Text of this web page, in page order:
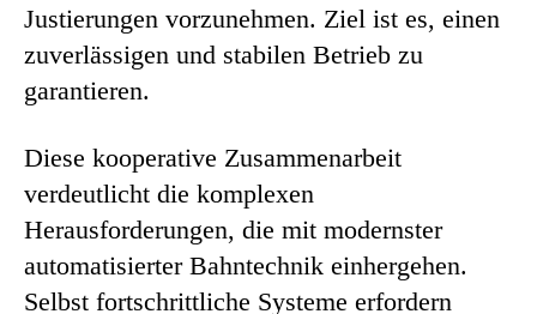
Justierungen vorzunehmen. Ziel ist es, einen
zuverlässigen und stabilen Betrieb zu
garantieren.
Diese kooperative Zusammenarbeit
verdeutlicht die komplexen
Herausforderungen, die mit modernster
automatisierter Bahntechnik einhergehen.
Selbst fortschrittliche Systeme erfordern